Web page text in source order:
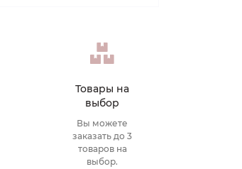
Товары на
выбор
Вы можете
заказать до 3
товаров на
выбор.